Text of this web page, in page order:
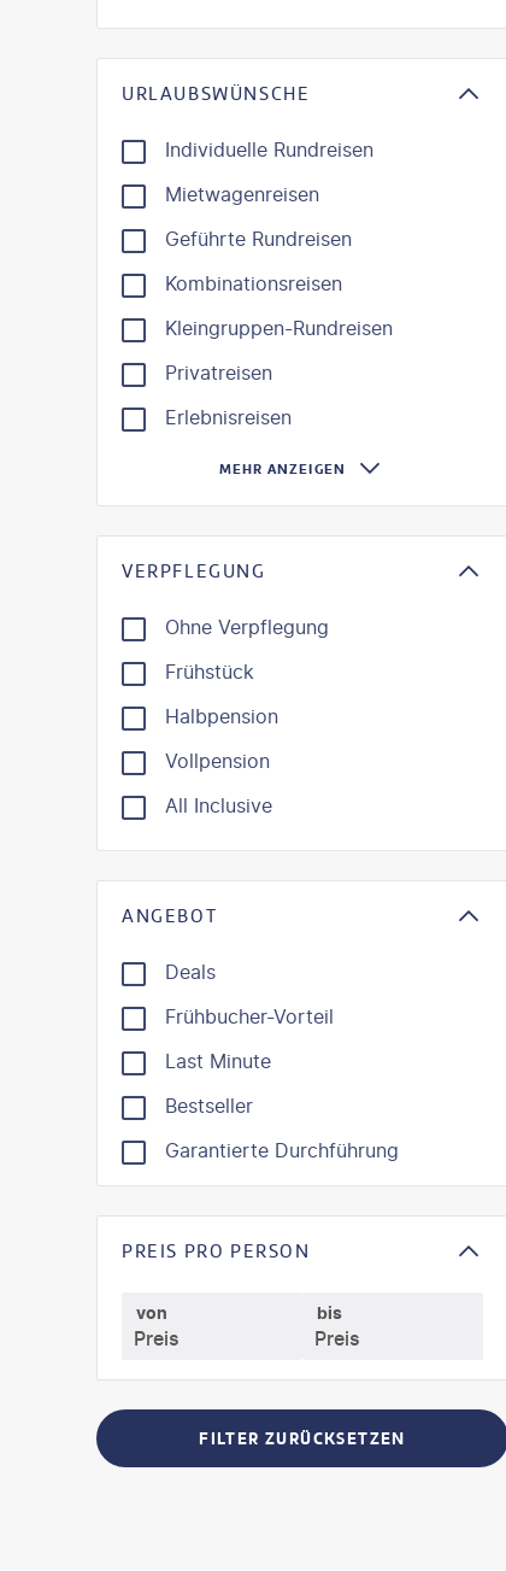
URLAUBSWÜNSCHE
Individuelle Rundreisen
Mietwagenreisen
Geführte Rundreisen
Kombinationsreisen
Kleingruppen-Rundreisen
Privatreisen
Erlebnisreisen
MEHR ANZEIGEN
VERPFLEGUNG
Ohne Verpflegung
Frühstück
Halbpension
Vollpension
All Inclusive
ANGEBOT
Deals
Frühbucher-Vorteil
Last Minute
Bestseller
Garantierte Durchführung
PREIS PRO PERSON
von bis
FILTER ZURÜCKSETZEN